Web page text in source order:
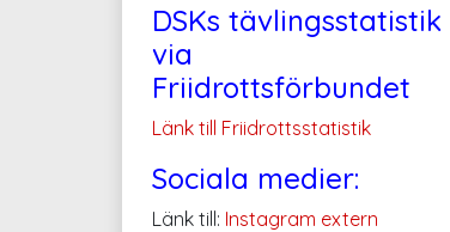
DSKs tävlingsstatistik
via
Friidrottsförbundet
Länk till Friidrottsstatistik
Sociala medier:
Länk till: Instagram extern